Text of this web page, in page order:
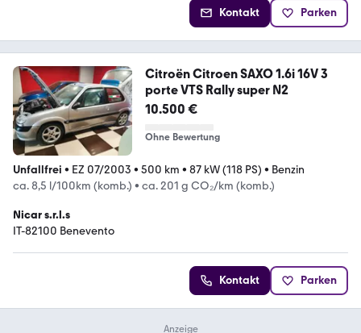
Kontakt Parken
Citroën Citroen SAXO 1.6i 16V 3
porte VTS Rally super N2
10.500 €
Ohne Bewertung
Unfallfrei • EZ 07/2003 • 500 km • 87 kW (118 PS) • Benzin
ca. 8,5 l/100km (komb.) • ca. 201 g CO₂/km (komb.)
Nicar s.r.l.s
IT-82100 Benevento
Kontakt Parken